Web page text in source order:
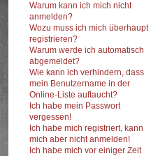
Warum kann ich mich nicht
anmelden?
Wozu muss ich mich überhaupt
registrieren?
Warum werde ich automatisch
abgemeldet?
Wie kann ich verhindern, dass
mein Benutzername in der
Online-Liste auftaucht?
Ich habe mein Passwort
vergessen!
Ich habe mich registriert, kann
mich aber nicht anmelden!
Ich habe mich vor einiger Zeit